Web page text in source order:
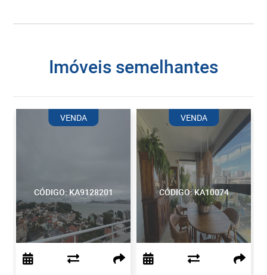
imóveis semelhantes
CÓDIGO: KA9128201
VENDA
CÓDIGO: KA10074
VENDA